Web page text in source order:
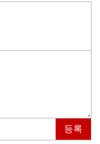
등록